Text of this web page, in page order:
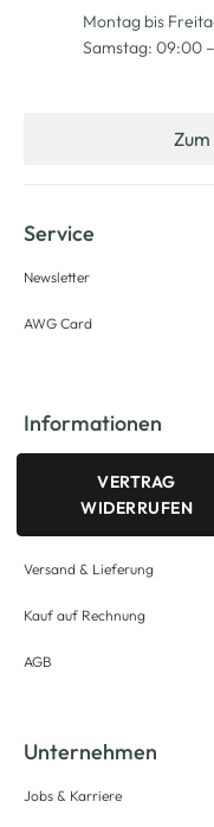
Montag bis
Samstag: 09:00
Service
Newsletter
AWG Card
Informationen
VERTRAG
WIDERRUFEN
Versand & Lieferung
Kauf auf Rechnung
AGB
Unternehmen
Jobs & Karriere